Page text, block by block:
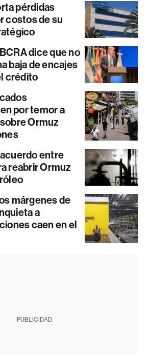
pérdidas
costos de su
dice que no
baja de encajes
crédito
por temor a
Ormuz
entre
reabrir Ormuz
márgenes de
a
caen en el
PUBLICIDAD